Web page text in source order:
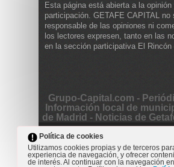
Esta página está abierta a la
participación. GETAFE CAPITAL no
responsable de las opiniones ni
los lectores expresen, tanto en las
en la sección participativa El Rincón
Grupo-Capital.com -
Información local de
de Madrid - Noticias de
Copyright © 2013 Getafe Capital. Powered
Project
Opinión Actualidad Cultura Deportes
Política de cookies
Utilizamos cookies propias y de terceros
experiencia de navegación, y ofrecer
de interés. Al continuar con la navegación